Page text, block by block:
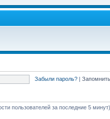
Забыли пароль? |
пользователей за последние 5 минут)